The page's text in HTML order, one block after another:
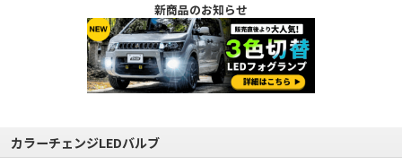
新商品のお知らせ
カラーチェンジLEDバルブ